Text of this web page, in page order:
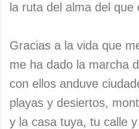
la ruta del alma del que
Gracias a la vida que
me ha dado la marcha
con ellos anduve
playas y desiertos,
y la casa tuya, tu calle